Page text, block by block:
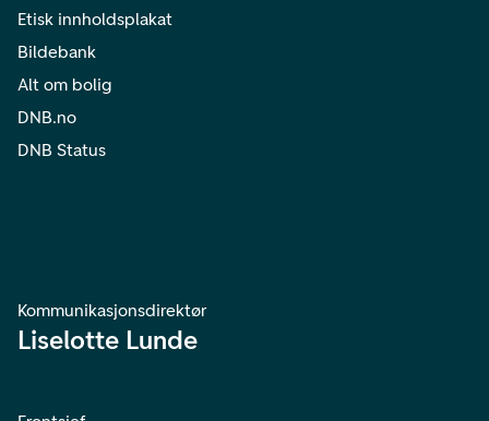
Etisk innholdsplakat
Bildebank
Alt om bolig
DNB.no
DNB Status
Kommunikasjonsdirektør
Liselotte Lunde